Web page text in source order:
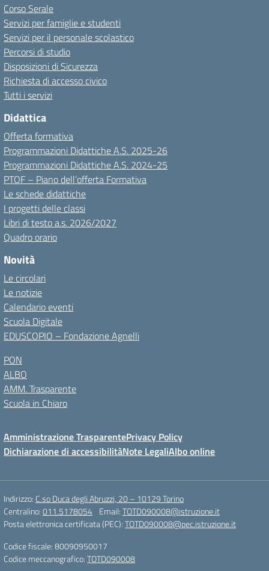
Corso Serale
Servizi per famiglie e studenti
Servizi per il personale scolastico
Percorsi di studio
Disposizioni di Sicurezza
Richiesta di accesso civico
Tutti i servizi
Didattica
Offerta formativa
Programmazioni Didattiche A.S. 2025-26
Programmazioni Didattiche A.S. 2024-25
PTOF – Piano dell’offerta Formativa
Le schede didattiche
I progetti delle classi
Libri di testo a.s. 2026/2027
Quadro orario
Novità
Le circolari
Le notizie
Calendario eventi
Scuola Digitale
EDUSCOPIO – Fondazione Agnelli
PON
ALBO
AMM. Trasparente
Scuola in Chiaro
Amministrazione TrasparentePrivacy Policy
Dichiarazione di accessibilitàNote LegaliAlbo online
Indirizzo: C.so Duca degli Abruzzi, 20 – 10129 Torino
Centralino:011.5178054 Email:TOTD090008@istruzione.it
Posta elettronica certificata (PEC):TOTD090008@pec.istruzione.it
Codice fiscale: 80090950017
Codice meccanografico:TOTD090008